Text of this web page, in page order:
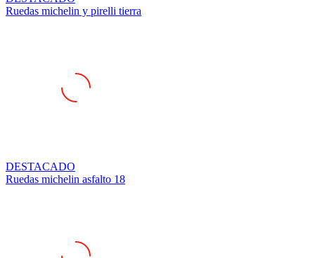
Ruedas michelin asfalto 18